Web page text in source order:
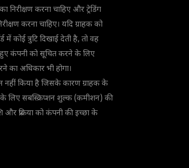
करना चाहिए और ट्रेडिंग
करना चाहिए। यदि ग्राहक को
कोई त्रुटि दिखाई देती है, तो वह
हुए कंपनी को सूचित करने के लिए
का अधिकार भी होगा।
नहीं किया है जिसके कारण ग्राहक के
के लिए सबस्क्रिप्शन शुल्क (कमीशन) की
प्रक्रिया को कंपनी की इच्छा के